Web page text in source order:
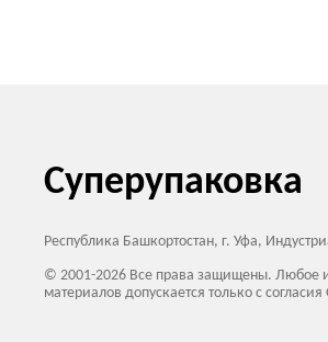
Суперупаковка
Республика Башкортостан, г. Уфа,
© 2001-2026 Все права защищены. Любое
материалов допускается только с